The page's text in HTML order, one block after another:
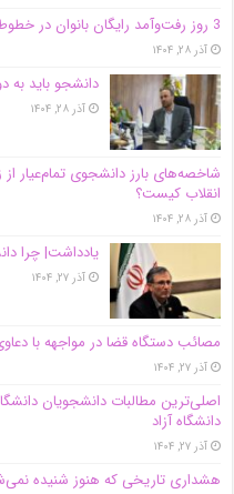
3 روز رفت‌وآمد رایگان بانوان در خطوط اتوبوسرانی شهری کرج
آذر ۲۸, ۱۴۰۴
دانشجو باید به
آذر ۲۸, ۱۴۰۴
شاخصه‌های بارز دانشجوی تمام‌عیار از
انقلاب کیست؟
آذر ۲۸, ۱۴۰۴
یادداشت| چرا
آذر ۲۷, ۱۴۰۴
مصائب دستگاه قضا در مواجهه با
آذر ۲۷, ۱۴۰۴
اصلی‌ترین مطالبات دانشجویان
دانشگاه آز‌اد
آذر ۲۷, ۱۴۰۴
هشداری تاریخی که هنوز شنیده